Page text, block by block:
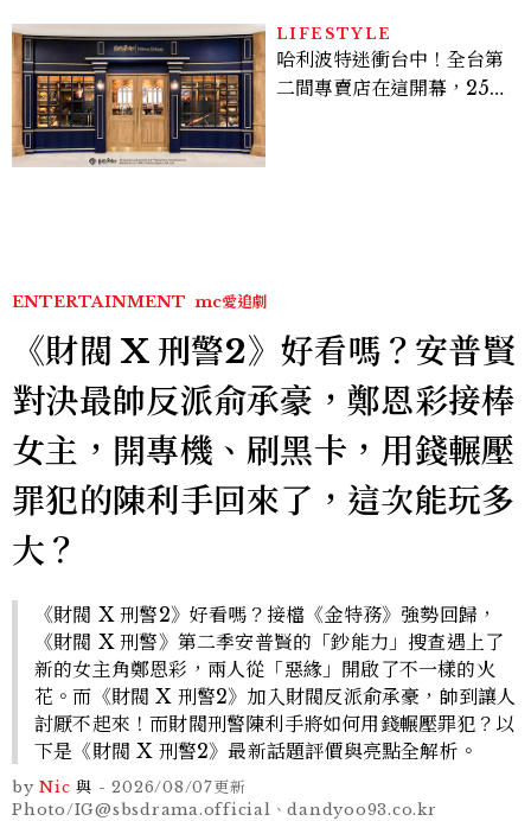
LIFESTYLE
哈利波特迷衝台中！全台第
二間專賣店在這開幕，25週
ENTERTAINMENT mc愛追劇
《財閥 X 刑警2》好看嗎？安普賢
對決最帥反派俞承豪，鄭恩彩接棒
女主，開專機、刷黑卡，用錢輾壓
罪犯的陳利手回來了，這次能玩多
大？
《財閥 X 刑警2》好看嗎？接檔《金特務》強勢回歸，
《財閥 X 刑警》第二季安普賢的「鈔能力」搜查遇上了
新的女主角鄭恩彩，兩人從「惡緣」開啟了不一樣的火
花。而《財閥 X 刑警2》加入財閥反派俞承豪，帥到讓人
討厭不起來！而財閥刑警陳利手將如何用錢輾壓罪犯？以
下是《財閥 X 刑警2》最新話題評價與亮點全解析。
by Nic 與 -2026/08/07更新
Photo/IG@sbsdrama.official、dandyoo93.co.kr